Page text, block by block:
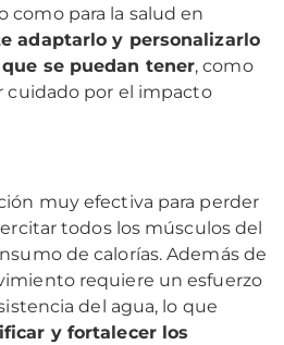
como para la salud en
adaptarlo y personalizarlo
se puedan tener, como
cuidado por el impacto
muy efectiva para perder
todos los músculos del
de calorías. Además de
requiere un esfuerzo
del agua, lo que
y fortalecer los